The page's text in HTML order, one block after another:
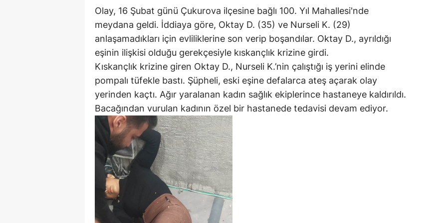
Olay, 16 Şubat günü Çukurova ilçesine bağlı 100. Yıl Mahallesi'nde
meydana geldi. İddiaya göre, Oktay D. (35) ve Nurseli K. (29)
anlaşamadıkları için evliliklerine son verip boşandılar. Oktay D., ayrıldığı
eşinin ilişkisi olduğu gerekçesiyle kıskançlık krizine girdi.
Kıskançlık krizine giren Oktay D., Nurseli K.’nin çalıştığı iş yerini elinde
pompalı tüfekle bastı. Şüpheli, eski eşine defalarca ateş açarak olay
yerinden kaçtı. Ağır yaralanan kadın sağlık ekiplerince hastaneye kaldırıldı.
Bacağından vurulan kadının özel bir hastanede tedavisi devam ediyor.